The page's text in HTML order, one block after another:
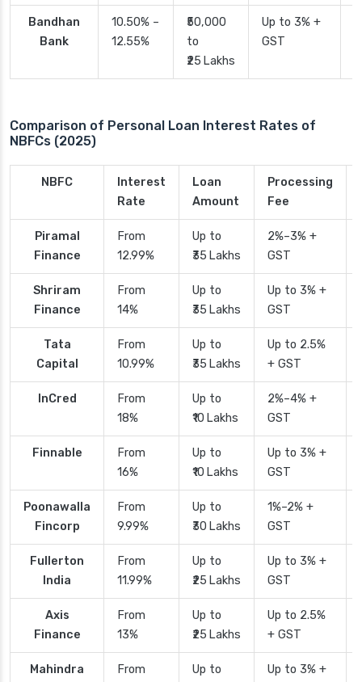
Bandhan
Bank
10.50% –
12.55%
₹50,000
to
₹25 Lakhs
Up to 3% +
GST
Comparison of Personal Loan Interest Rates of
NBFCs (2025)
NBFC
Interest
Rate
Loan
Amount
Processing
Fee
Piramal
Finance
From
12.99%
Up to
₹35 Lakhs
2%–3% +
GST
Shriram
Finance
From
14%
Up to
₹35 Lakhs
Up to 3% +
GST
Tata
Capital
From
10.99%
Up to
₹35 Lakhs
Up to 2.5%
+ GST
InCred
From
18%
Up to
₹10 Lakhs
2%–4% +
GST
Finnable
From
16%
Up to
₹10 Lakhs
Up to 3% +
GST
Poonawalla
Fincorp
From
9.99%
Up to
₹30 Lakhs
1%–2% +
GST
Fullerton
India
From
11.99%
Up to
₹25 Lakhs
Up to 3% +
GST
Axis
Finance
From
13%
Up to
₹25 Lakhs
Up to 2.5%
+ GST
Mahindra
From
Up to
Up to 3% +